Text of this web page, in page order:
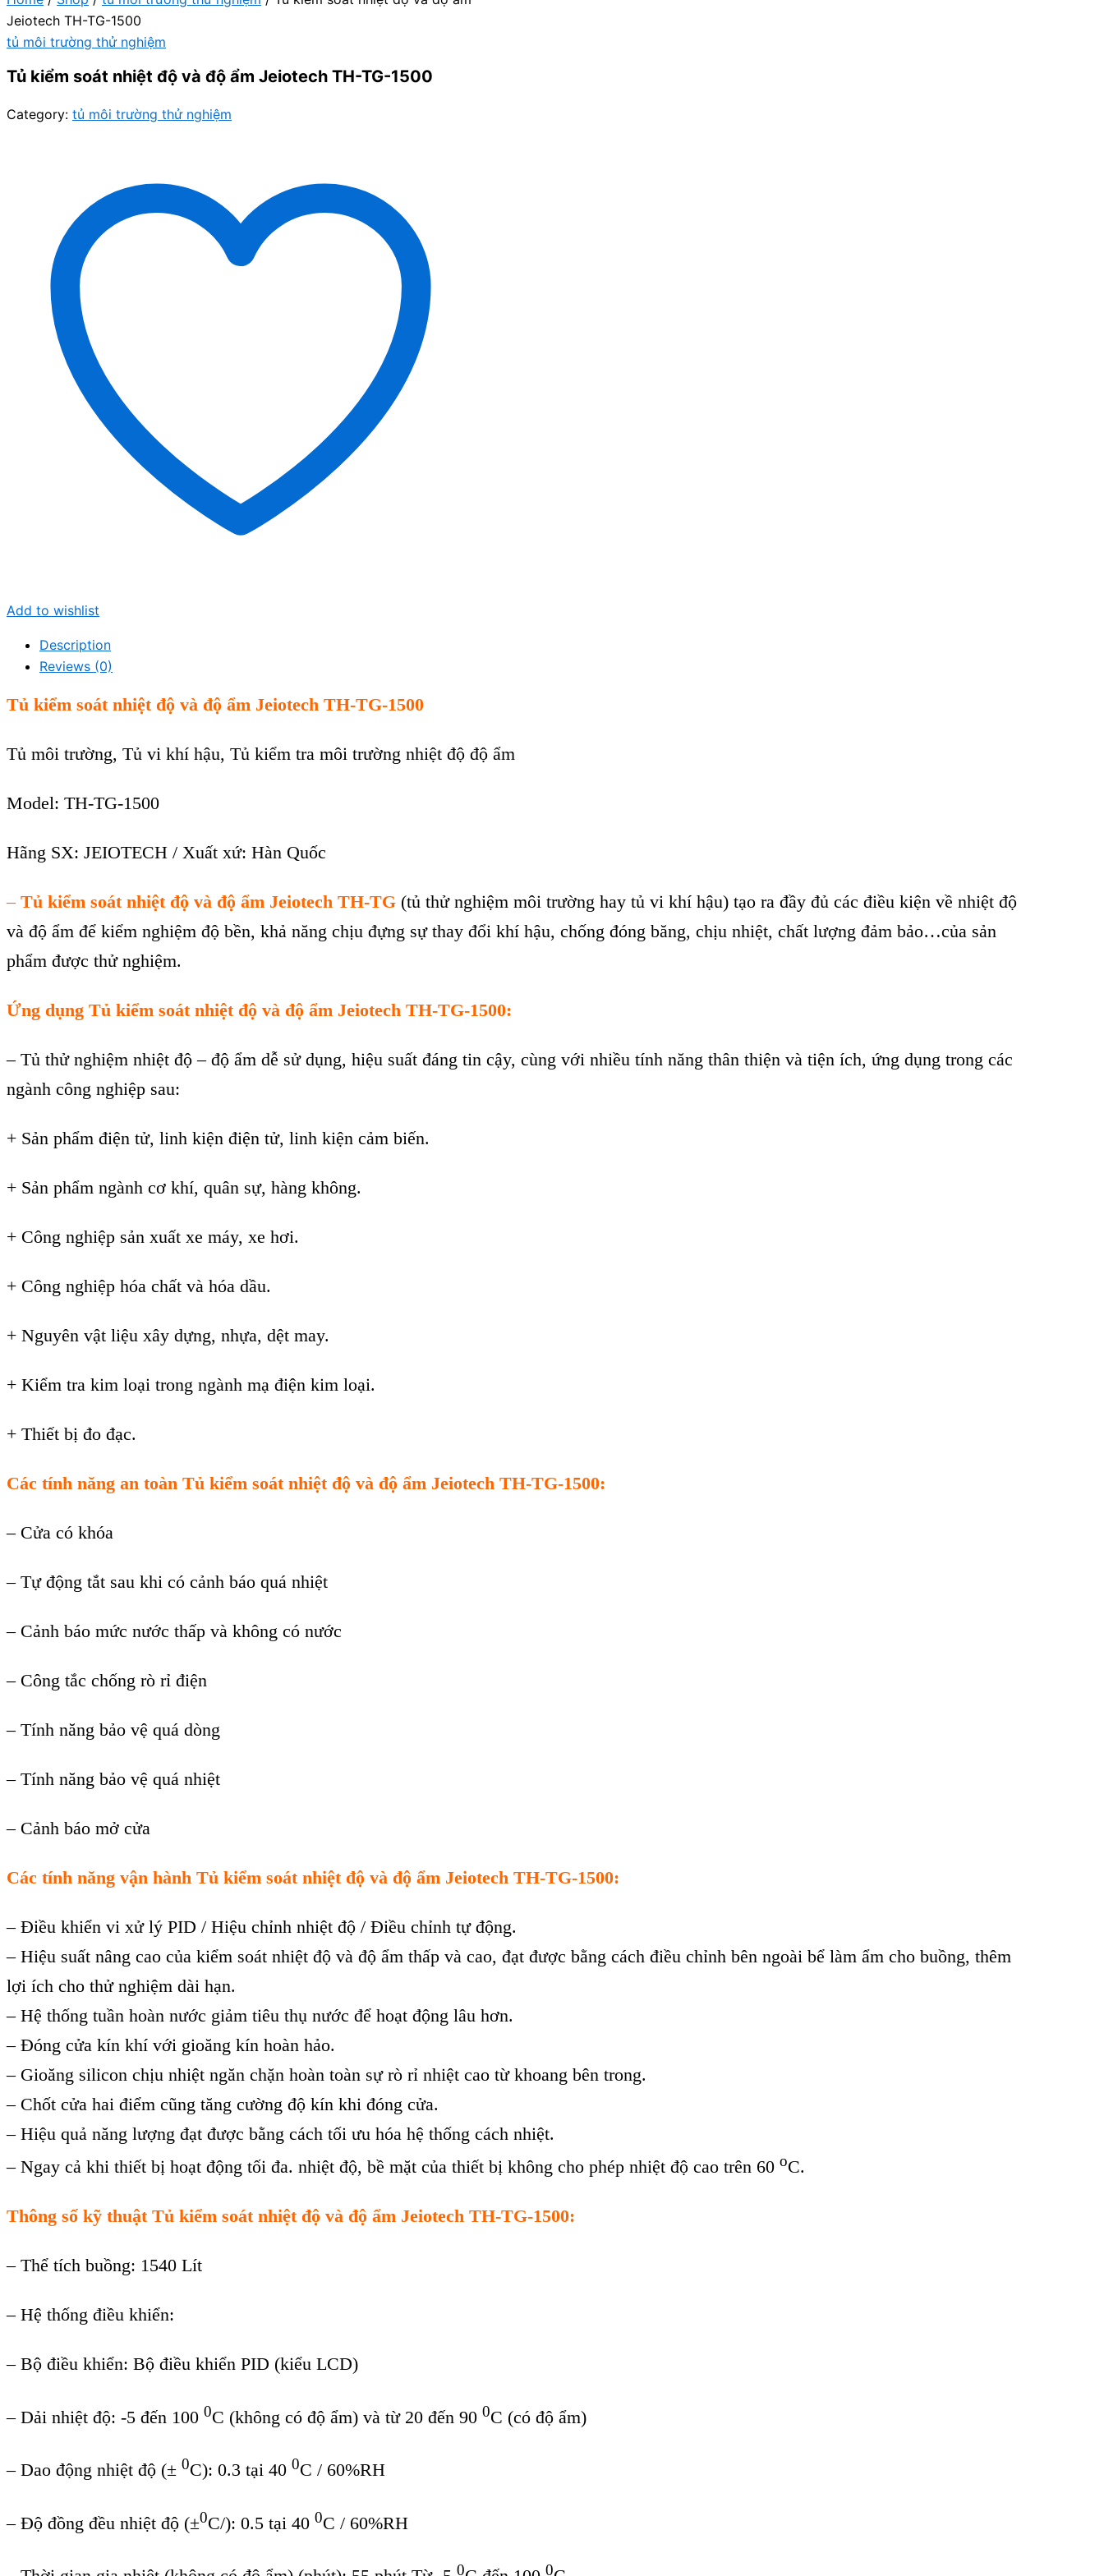
Jeiotech TH-TG-1500
tủ môi trường thử nghiệm
Tủ kiểm soát nhiệt độ và độ ẩm Jeiotech TH-TG-1500
Category: tủ môi trường thử nghiệm
Add to wishlist
Description
Reviews (0)
Tủ kiểm soát nhiệt độ và độ ẩm Jeiotech TH-TG-1500
Tủ môi trường, Tủ vi khí hậu, Tủ kiểm tra môi trường nhiệt độ độ ẩm
Model: TH-TG-1500
Hãng SX: JEIOTECH / Xuất xứ: Hàn Quốc
– Tủ kiểm soát nhiệt độ và độ ẩm Jeiotech TH-TG (tủ thử nghiệm môi trường hay tủ vi khí hậu) tạo ra đầy đủ các điều kiện về nhiệt độ
và độ ẩm để kiểm nghiệm độ bền, khả năng chịu đựng sự thay đổi khí hậu, chống đóng băng, chịu nhiệt, chất lượng đảm bảo…của sản
phẩm được thử nghiệm.
Ứng dụng Tủ kiểm soát nhiệt độ và độ ẩm Jeiotech TH-TG-1500:
– Tủ thử nghiệm nhiệt độ – độ ẩm dễ sử dụng, hiệu suất đáng tin cậy, cùng với nhiều tính năng thân thiện và tiện ích, ứng dụng trong các
ngành công nghiệp sau:
+ Sản phẩm điện tử, linh kiện điện tử, linh kiện cảm biến.
+ Sản phẩm ngành cơ khí, quân sự, hàng không.
+ Công nghiệp sản xuất xe máy, xe hơi.
+ Công nghiệp hóa chất và hóa dầu.
+ Nguyên vật liệu xây dựng, nhựa, dệt may.
+ Kiểm tra kim loại trong ngành mạ điện kim loại.
+ Thiết bị đo đạc.
Các tính năng an toàn Tủ kiểm soát nhiệt độ và độ ẩm Jeiotech TH-TG-1500:
– Cửa có khóa
– Tự động tắt sau khi có cảnh báo quá nhiệt
– Cảnh báo mức nước thấp và không có nước
– Công tắc chống rò rỉ điện
– Tính năng bảo vệ quá dòng
– Tính năng bảo vệ quá nhiệt
– Cảnh báo mở cửa
Các tính năng vận hành Tủ kiểm soát nhiệt độ và độ ẩm Jeiotech TH-TG-1500:
– Điều khiển vi xử lý PID / Hiệu chỉnh nhiệt độ / Điều chỉnh tự động.
– Hiệu suất nâng cao của kiểm soát nhiệt độ và độ ẩm thấp và cao, đạt được bằng cách điều chỉnh bên ngoài bể làm ẩm cho buồng, thêm
lợi ích cho thử nghiệm dài hạn.
– Hệ thống tuần hoàn nước giảm tiêu thụ nước để hoạt động lâu hơn.
– Đóng cửa kín khí với gioăng kín hoàn hảo.
– Gioăng silicon chịu nhiệt ngăn chặn hoàn toàn sự rò rỉ nhiệt cao từ khoang bên trong.
– Chốt cửa hai điểm cũng tăng cường độ kín khi đóng cửa.
– Hiệu quả năng lượng đạt được bằng cách tối ưu hóa hệ thống cách nhiệt.
– Ngay cả khi thiết bị hoạt động tối đa. nhiệt độ, bề mặt của thiết bị không cho phép nhiệt độ cao trên 60 oC.
Thông số kỹ thuật Tủ kiểm soát nhiệt độ và độ ẩm Jeiotech TH-TG-1500:
– Thể tích buồng: 1540 Lít
– Hệ thống điều khiển:
– Bộ điều khiển: Bộ điều khiển PID (kiểu LCD)
– Dải nhiệt độ: -5 đến 100 0C (không có độ ẩm) và từ 20 đến 90 0C (có độ ẩm)
– Dao động nhiệt độ (± 0C): 0.3 tại 40 0C / 60%RH
– Độ đồng đều nhiệt độ (±0C/): 0.5 tại 40 0C / 60%RH
0 0